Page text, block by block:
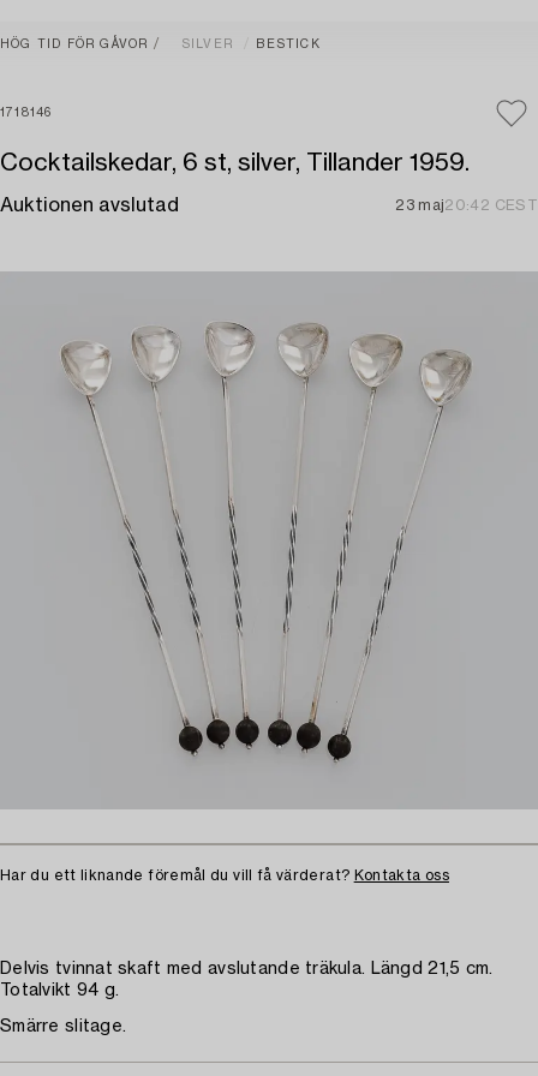
HÖG TID FÖR GÅVOR SILVER BESTICK
1718146
Cocktailskedar, 6 st, silver, Tillander 1959.
Auktionen avslutad 23 maj20:42 CEST
Har du ett liknande föremål du vill få värderat? Kontakta oss
Delvis tvinnat skaft med avslutande träkula. Längd 21,5 cm.
Totalvikt 94 g.
Smärre slitage.